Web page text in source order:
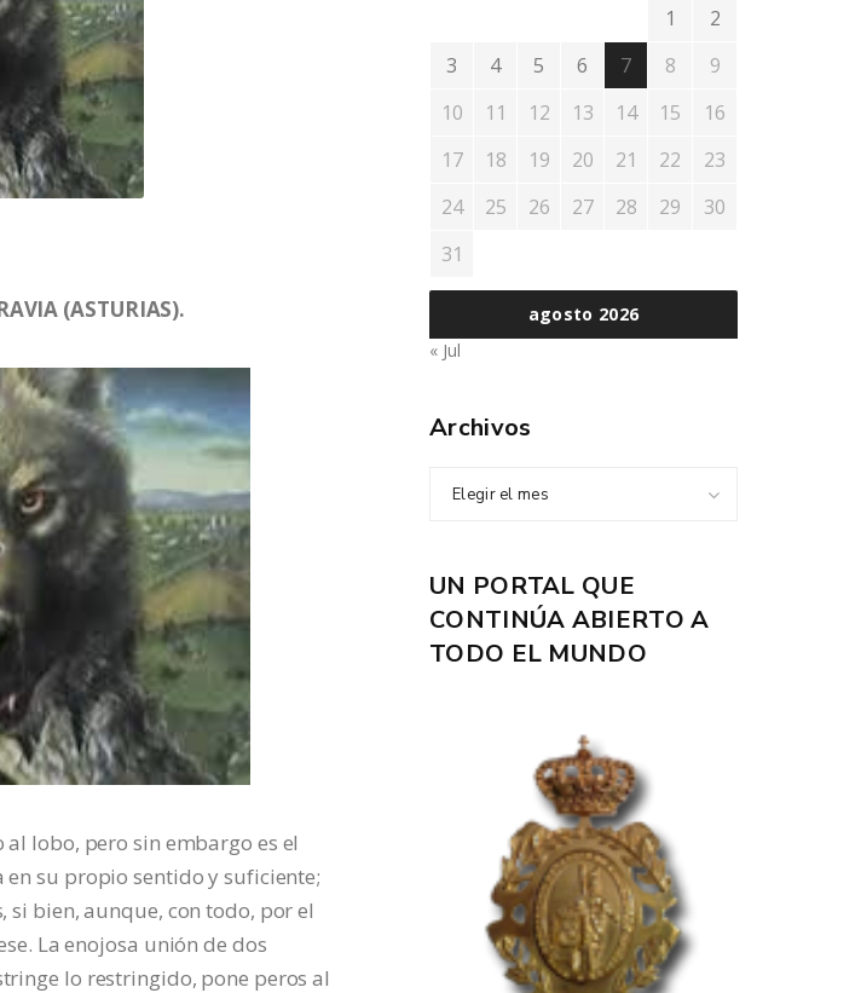
(ASTURIAS).
al lobo, pero sin embargo es el
en su propio sentido y suficiente;
si bien, aunque, con todo, por el
La enojosa unión de dos
lo restringido, pone peros al
agosto 2026
1
2
3
4 5 6 7 8
9
10
11 12 13 14 15
16
17
18 19 20 21 22
23
24
25 26 27 28 29
30
31
« Jul
Archivos
Elegir el mes
UN PORTAL QUE
CONTINÚA ABIERTO A
TODO EL MUNDO